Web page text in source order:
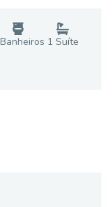
Banheiros 1 Suíte